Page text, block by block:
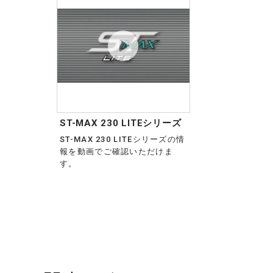
ST-MAX 230 LITEシリーズ
ST-MAX 230 LITEシリーズの情
報を動画でご確認いただけま
す。